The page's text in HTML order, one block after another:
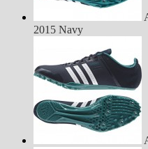
2015 Navy